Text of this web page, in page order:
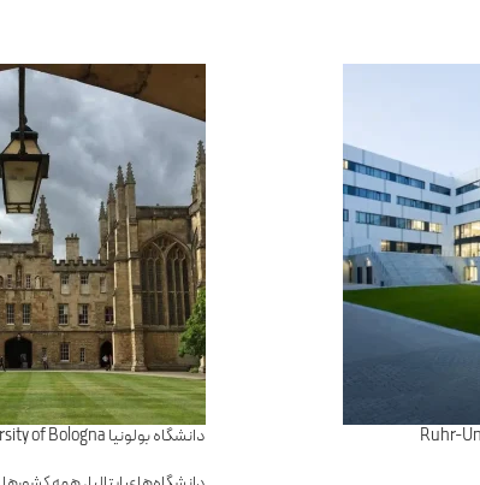
دانشگاه بولونیا University of Bologna